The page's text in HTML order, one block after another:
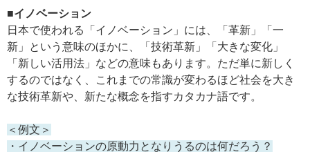
■イノベーション
日本で使われる「イノベーション」には、「革新」「一
新」という意味のほかに、「技術革新」「大きな変化」
「新しい活用法」などの意味もあります。ただ単に新しく
するのではなく、これまでの常識が変わるほど社会を大き
な技術革新や、新たな概念を指すカタカナ語です。
＜例文＞
・イノベーションの原動力となりうるのは何だろう？